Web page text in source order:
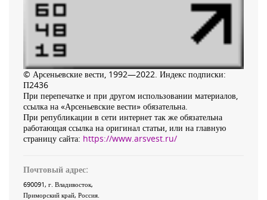
© Арсеньевские вести, 1992—2022. Индекс подписки:
П2436
При перепечатке и при другом использовании материалов,
ссылка на «Арсеньевские вести» обязательна.
При републикации в сети интернет так же обязательна
работающая ссылка на оригинал статьи, или на главную
страницу сайта: https://www.arsvest.ru/
Почтовый адрес:
690091, г. Владивосток,
Приморский край, Россия